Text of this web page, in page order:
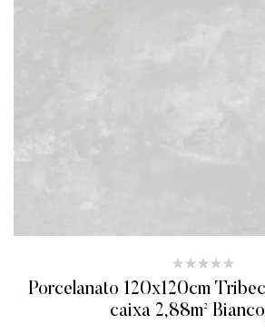
Porcelanato 120x120cm
caixa 2,88m²